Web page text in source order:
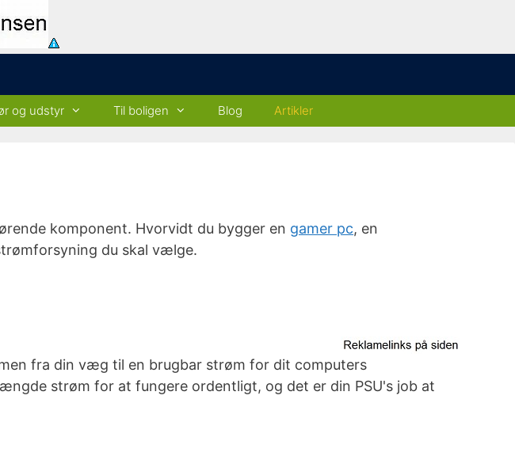
og udstyr Til boligen Blog Artikler
komponent. Hvorvidt du bygger en gamer pc, en
du skal vælge.
fra din væg til en brugbar strøm for dit computers
strøm for at fungere ordentligt, og det er din PSU's job at